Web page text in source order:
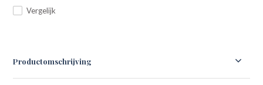
Vergelijk
Productomschrijving